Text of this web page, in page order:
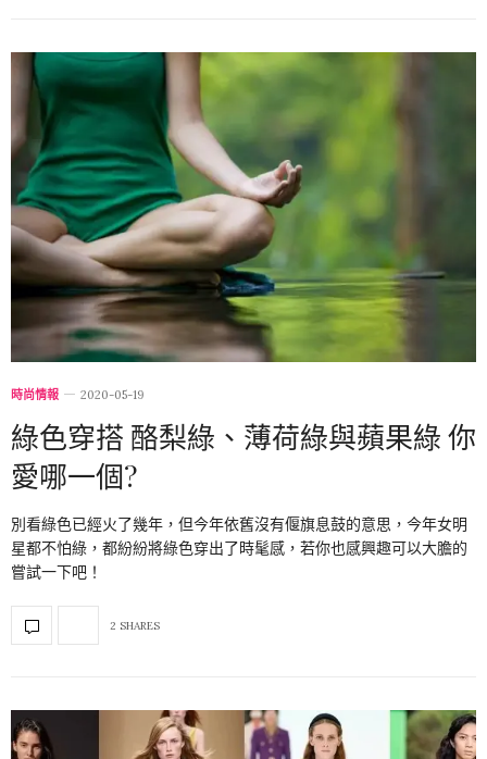
時尚情報 2020-05-19
綠色穿搭 酪梨綠、薄荷綠與蘋果綠 你
愛哪一個?
別看綠色已經火了幾年，但今年依舊沒有偃旗息鼓的意思，今年女明
星都不怕綠，都紛紛將綠色穿出了時髦感，若你也感興趣可以大膽的
嘗試一下吧！
2 SHARES